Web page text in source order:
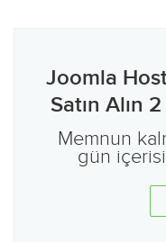
Joomla
Satın Alın
Memnun
gün